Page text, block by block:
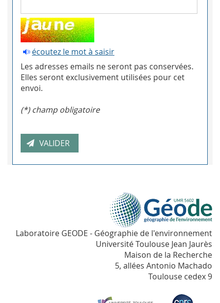
écoutez le mot à saisir
Les adresses emails ne seront pas conservées.
Elles seront exclusivement utilisées pour cet
envoi.
(*) champ obligatoire
Laboratoire GEODE - Géographie de l'environnement
Université Toulouse Jean Jaurès
Maison de la Recherche
5, allées Antonio Machado
Toulouse cedex 9